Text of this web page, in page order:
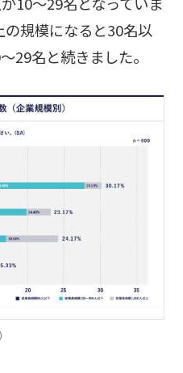
規模になると30名以
29名と続きました。